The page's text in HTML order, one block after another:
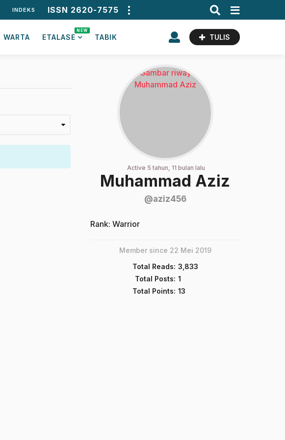
INDEKS ISSN 2620-7575
WARTA ETALASE
NEW
TABIK TULIS
Active 5 tahun, 11 bulan lalu
Muhammad Aziz
@aziz456
Rank: Warrior
Member since 22 Mei 2019
Total Reads: 3,833
Total Posts: 1
Total Points: 13